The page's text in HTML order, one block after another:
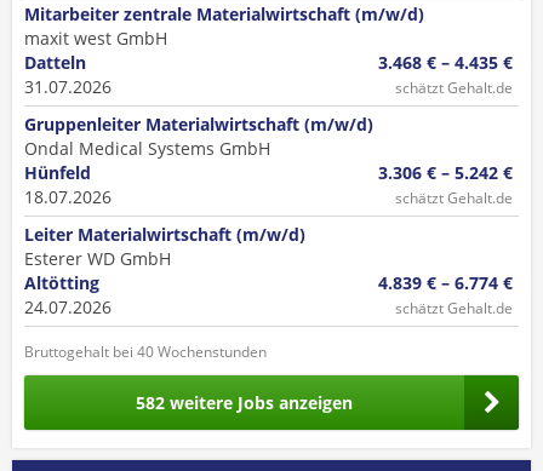
Mitarbeiter zentrale Materialwirtschaft (m/w/d)
maxit west GmbH
Datteln
31.07.2026
3.468 € – 4.435 €
schätzt Gehalt.de
Gruppenleiter Materialwirtschaft (m/w/d)
Ondal Medical Systems GmbH
Hünfeld
18.07.2026
3.306 € – 5.242 €
schätzt Gehalt.de
Leiter Materialwirtschaft (m/w/d)
Esterer WD GmbH
Altötting
24.07.2026
4.839 € – 6.774 €
schätzt Gehalt.de
Bruttogehalt bei 40 Wochenstunden
582 weitere Jobs anzeigen